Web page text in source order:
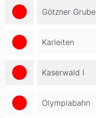
Götzner Grube
Karleiten
Kaserwald I
Olympiabahn